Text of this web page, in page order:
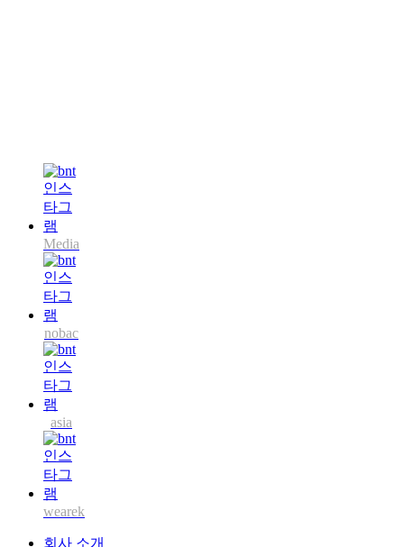
Media
nobac
asia
wearek
회사 소개